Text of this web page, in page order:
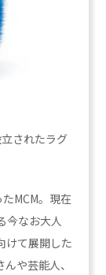
されたラグ
MCM。現在
今なお大人
けて展開した
や芸能人、